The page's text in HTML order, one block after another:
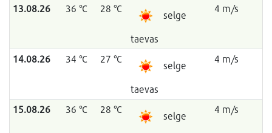
13.08.26 36 °C 28 °C
selge
taevas
4 m/s
14.08.26 34 °C 27 °C
selge
taevas
4 m/s
15.08.26 36 °C 28 °C
selge
4 m/s